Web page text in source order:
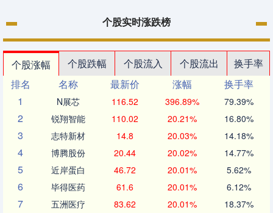
个股实时涨跌榜
个股涨幅 个股跌幅 个股流入 个股流出
换手率
排名
名称 最新价 涨幅
换手率
1
N展芯 116.52 396.89% 79.39%
2 锐翔智能 110.02 20.21% 16.80%
3 志特新材 14.8 20.03% 14.18%
4 博腾股份 20.44 20.02% 14.77%
5 近岸蛋白 46.72 20.01% 5.62%
6 毕得医药 61.6 20.01% 6.12%
7 五洲医疗 83.62 20.01% 18.37%